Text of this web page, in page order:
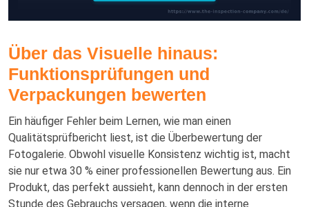
Über das Visuelle hinaus:
Funktionsprüfungen und
Verpackungen bewerten
Ein häufiger Fehler beim Lernen, wie man einen
Qualitätsprüfbericht liest, ist die Überbewertung der
Fotogalerie. Obwohl visuelle Konsistenz wichtig ist, macht
sie nur etwa 30 % einer professionellen Bewertung aus. Ein
Produkt, das perfekt aussieht, kann dennoch in der ersten
Stunde des Gebrauchs versagen, wenn die interne